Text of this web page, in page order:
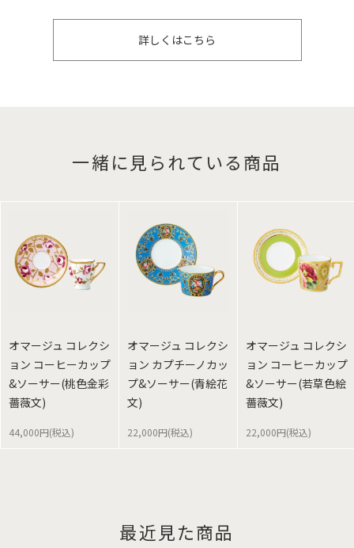
詳しくはこちら
一緒に見られている商品
オマージュ コレクシ
ョン コーヒーカップ
&ソーサー(桃色金彩
薔薇文)
44,000円(税込)
オマージュ コレクシ
ョン カプチーノカッ
プ&ソーサー(青絵花
文)
22,000円(税込)
オマージュ コレクシ
ョン コーヒーカップ
&ソーサー(若草色絵
薔薇文)
22,000円(税込)
最近見た商品